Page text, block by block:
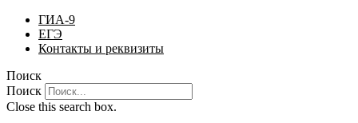
ГИА-9
ЕГЭ
Контакты и реквизиты
Поиск
Поиск
Close this search box.